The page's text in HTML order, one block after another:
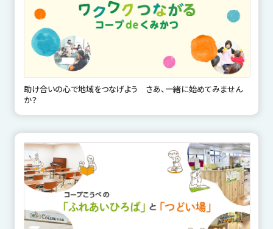
助け合いの心で地域をつなげよう さあ、一緒に始めてみません
か？